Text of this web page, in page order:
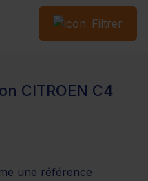
Filtrer
CITROEN C4
une référence